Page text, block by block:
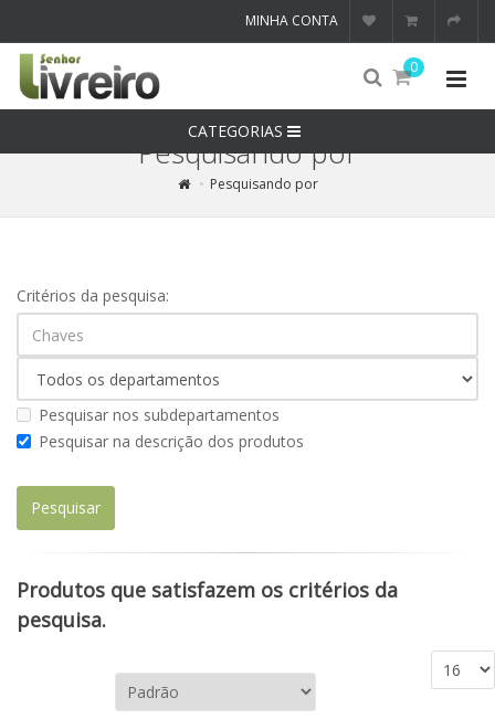
MINHA CONTA
0
CATEGORIAS
Pesquisando por
Pesquisando por
Critérios da pesquisa:
Pesquisar nos subdepartamentos
Pesquisar na descrição dos produtos
Produtos que satisfazem os critérios da
pesquisa.